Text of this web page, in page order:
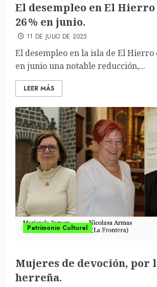
El desempleo en El Hierro
26 % en junio.
11 DE JULIO DE 2025
El desempleo en la isla de El
en junio una notable reducción,...
LEER MÁS
Patrimonio Cultural
Mujeres de devoción, por
herreña.